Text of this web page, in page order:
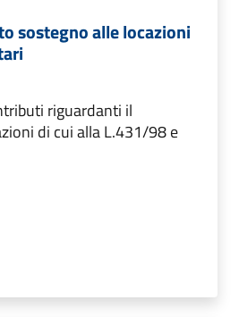
sostegno alle locazioni
riguardanti il
di cui alla L.431/98 e